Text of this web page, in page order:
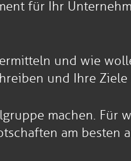
für Ihr
und wie
und Ihre
machen. Für
am besten